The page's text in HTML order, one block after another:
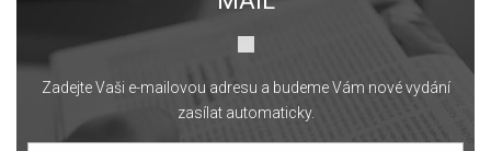
Zadejte Vaši e-mailovou adresu a budeme Vám nové vydání
zasílat automaticky.